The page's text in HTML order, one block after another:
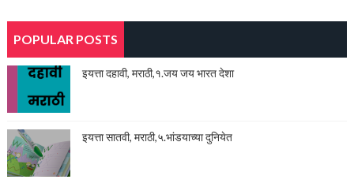
POPULAR POSTS
इयत्ता दहावी, मराठी,१.जय जय भारत देशा
इयत्ता सातवी, मराठी,५.भांडयाच्या दुनियेत